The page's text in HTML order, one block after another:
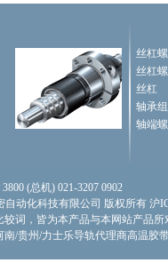
丝杠
丝杠
丝杠
轴承
轴端
(总机) 021-3207 0902
自动化科技有限公司 版权所有 沪
较词，皆为本产品与本网站产品所
南/贵州/力士乐导轨代理商高温胶